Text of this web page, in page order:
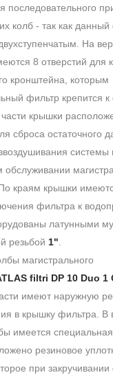
последовательного
колб - так как данный
На
8 отверстий для
кронштейна, которым
фильтр крепится к
части крышки
сброса остаточного
системы
обслуживании
краям крышки
фильтра к
латунными
резьбой 1"
магистрального
filtri DP 10 Duo 1
имеют наружную
в крышку фильтра. В
имеется
резиновое
при